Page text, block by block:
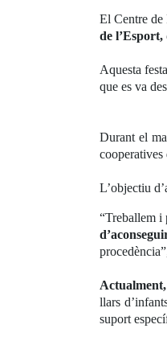
El Centre de
de
Aquesta
que es va
Durant el
cooperatives
L’objectiu
“Treballem i
llars
suport